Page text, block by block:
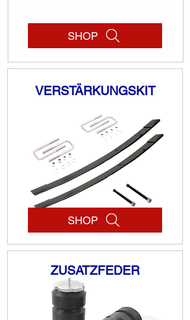
SHOP
VERSTÄRKUNGSKIT
SHOP
ZUSATZFEDER